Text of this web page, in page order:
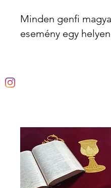
Minden genfi
esemény egy